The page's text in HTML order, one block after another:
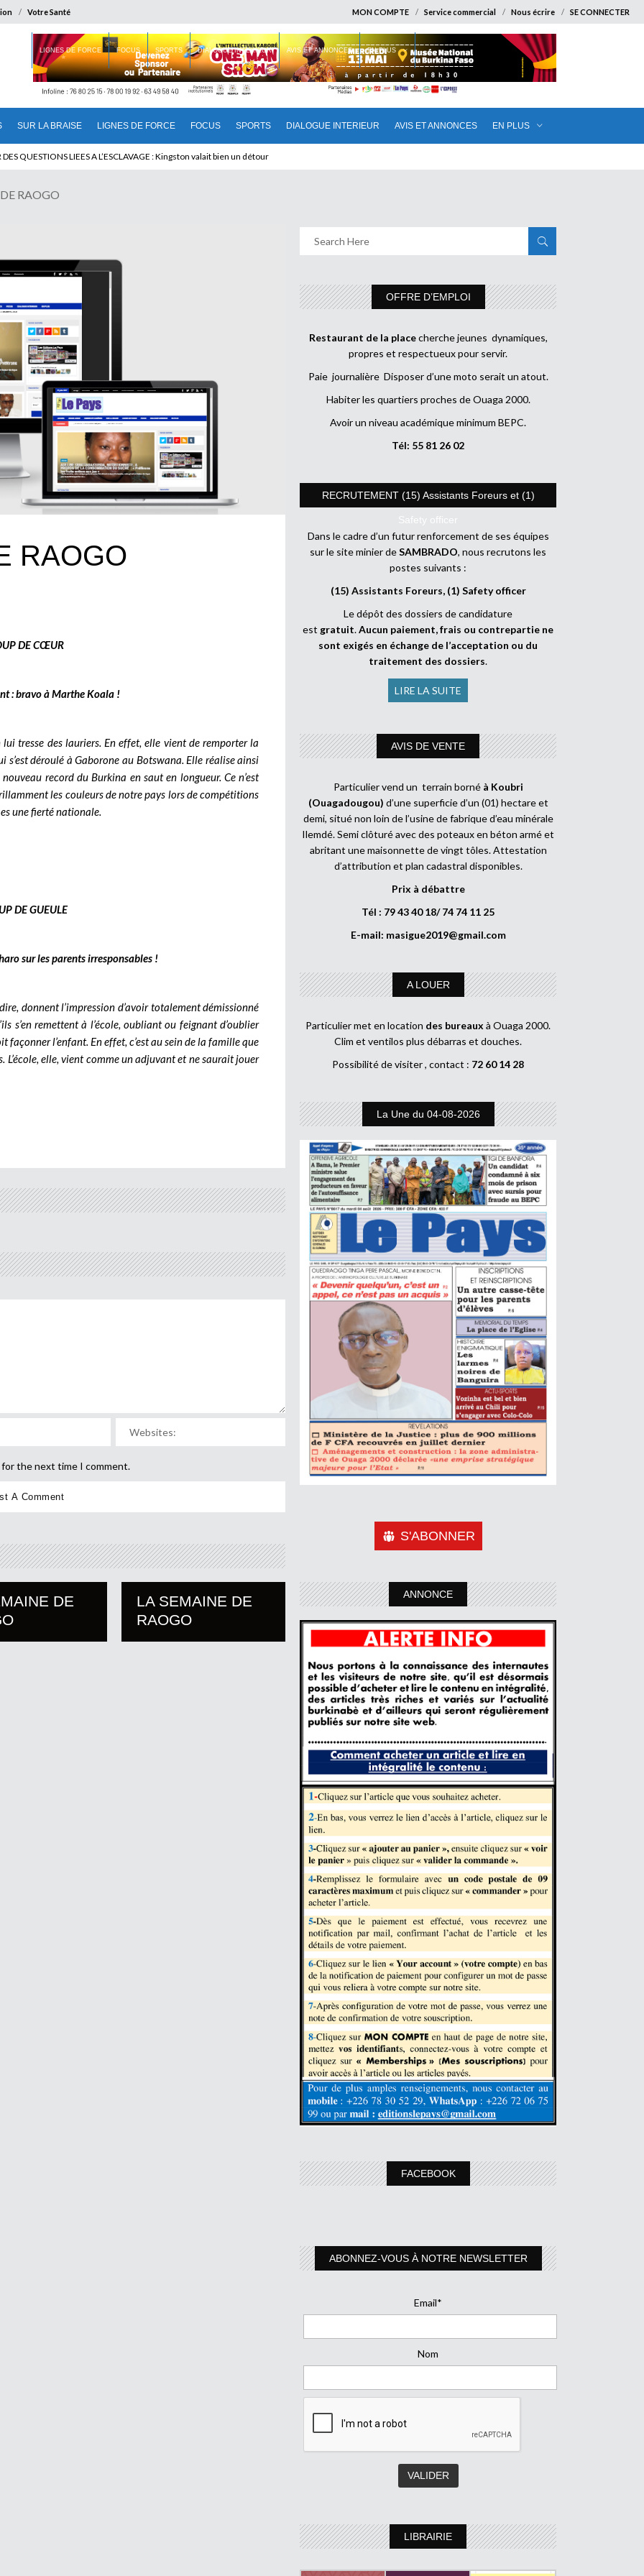
Votre Santé MON COMPTE Service commercial Nous écrire SE CONNECTER
SUR LA BRAISE LIGNES DE FORCE FOCUS SPORTS DIALOGUE INTERIEUR AVIS ET ANNONCES EN PLUS
LIGNES DE FORCE FOCUS SPORTS DIALOGUE INTERIEUR AVIS ET ANNONCES EN PLUS
BENINOIS : Quand Patrice quitte le pouvoir sans partir !
RAOGO
RAOGO
DE CŒUR
: bravo à Marthe Koala !
tresse des lauriers. En effet, elle vient de remporter la
déroulé à Gaborone au Botswana. Elle réalise ainsi
record du Burkina en saut en longueur. Ce n’est
les couleurs de notre pays lors de compétitions
une fierté nationale.
DE GUEULE
sur les parents irresponsables !
donnent l’impression d’avoir totalement démissionné
s’en remettent à l’école, oubliant ou feignant d’oublier
l’enfant. En effet, c’est au sein de la famille que
elle, vient comme un adjuvant et ne saurait jouer
for the next time I comment.
DE
LA SEMAINE DE
RAOGO
OFFRE D’EMPLOI
Restaurant de la placecherche jeunes dynamiques,
propres et respectueux pour servir.
Paie journalière Disposer d’une moto serait un atout.
Habiter les quartiers proches de Ouaga 2000.
Avoir un niveau académique minimum BEPC.
Tél: 55 81 26 02
RECRUTEMENT (15) Assistants Foreurs et (1)
Safety officer
Dans le cadre d’un futur renforcement de ses équipes
sur le site minier deSAMBRADO, nous recrutons les
postes suivants :
(15) Assistants Foreurs, (1) Safety officer
Le dépôt des dossiers de candidature
est gratuit.Aucun paiement, frais ou contrepartie ne
sont exigés en échange de l’acceptation ou du
traitement des dossiers.
LIRE LA SUITE
AVIS DE VENTE
Particulier vend un terrain borné à Koubri
(Ouagadougou) d’une superficie d’un (01) hectare et
demi, situé non loin de l’usine de fabrique d’eau minérale
Ilemdé. Semi clôturé avec des poteaux en béton armé et
abritant une maisonnette de vingt tôles. Attestation
d’attribution et plan cadastral disponibles.
Prix à débattre
Tél : 79 43 40 18/ 74 74 11 25
E-mail: masigue2019@gmail.com
A LOUER
Particulier met en location des bureaux à Ouaga 2000.
Clim et ventilos plus débarras et douches.
Possibilité de visiter , contact : 72 60 14 28
La Une du 04-08-2026
S'ABONNER
ANNONCE
FACEBOOK
ABONNEZ-VOUS À NOTRE NEWSLETTER
Email*
Nom
LIBRAIRIE